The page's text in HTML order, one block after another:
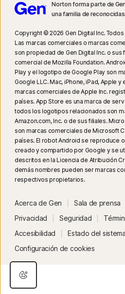
noviembre de 2023.
usar el modo de pantalla completa.
La Protección contra deepfakes
en inglés en plataformas de redes
otras plataformas, usa el análisis manual.
posterior y un navegador compatible. La
requiere una PC con IA (CPU Qualcomm o
16 GB de RAM) o una PC sin IA (CPU de
marca, 16 GB de RAM). Para las PC sin IA
8 GB de RAM, solo está disponible el
detalles, visitaNorton.com/
La Protección contra deepfakes en el
de YouTube en inglés.
Norton Safe Search no proporciona una
inseguros de los resultados de
navegadores.
La función Control para padres solo se
Norton forma parte de
una familia de
Copyright © 2026 Gen Digital Inc.
Las marcas comerciales o marcas
son propiedad de Gen Digital Inc. o sus
comercial de Mozilla Foundation.
Play y el logotipo de Google Play son
Google LLC. Mac, iPhone, iPad, Apple
marcas comerciales de Apple Inc.
países. App Store es una marca de
todos los logotipos relacionados son
Amazon.com, Inc. o de sus filiales.
son marcas comerciales de Microsoft
países. El robot Android se reproduce
creado y compartido por Google y se
descritos en la Licencia de Atribución
demás nombres pueden ser marcas
respectivos propietarios.
Acerca de Gen Sala de prensa
Privacidad
Seguridad
Accesibilidad
Estado del sistema
Configuración de cookies